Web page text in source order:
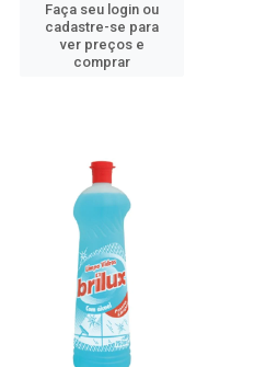
Faça seu login ou
cadastre-se para
ver preços e
comprar